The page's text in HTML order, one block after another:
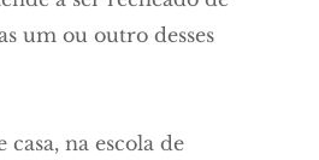
um ou outro desses
na escola de